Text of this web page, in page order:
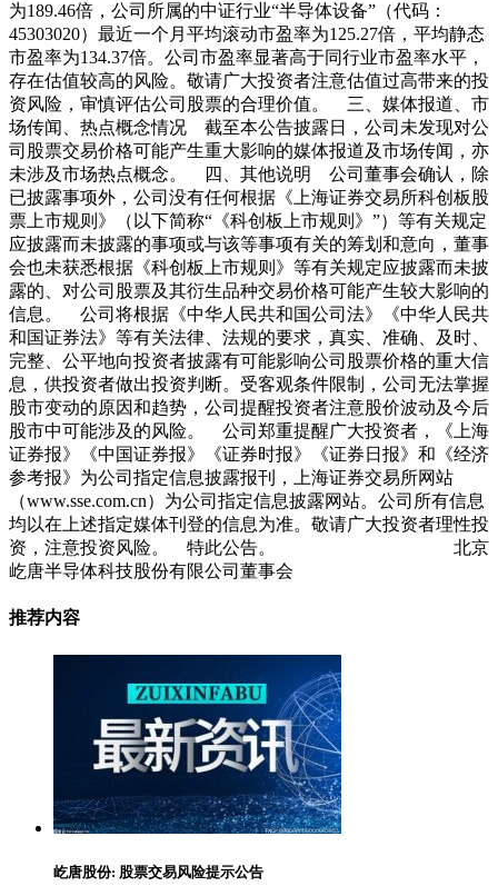
为189.46倍，公司所属的中证行业“半导体设备”（代码：
45303020）最近一个月平均滚动市盈率为125.27倍，平均静态
市盈率为134.37倍。公司市盈率显著高于同行业市盈率水平，
存在估值较高的风险。敬请广大投资者注意估值过高带来的投
资风险，审慎评估公司股票的合理价值。 三、媒体报道、市
场传闻、热点概念情况 截至本公告披露日，公司未发现对公
司股票交易价格可能产生重大影响的媒体报道及市场传闻，亦
未涉及市场热点概念。 四、其他说明 公司董事会确认，除
已披露事项外，公司没有任何根据《上海证券交易所科创板股
票上市规则》（以下简称“《科创板上市规则》”）等有关规定
应披露而未披露的事项或与该等事项有关的筹划和意向，董事
会也未获悉根据《科创板上市规则》等有关规定应披露而未披
露的、对公司股票及其衍生品种交易价格可能产生较大影响的
信息。 公司将根据《中华人民共和国公司法》《中华人民共
和国证券法》等有关法律、法规的要求，真实、准确、及时、
完整、公平地向投资者披露有可能影响公司股票价格的重大信
息，供投资者做出投资判断。受客观条件限制，公司无法掌握
股市变动的原因和趋势，公司提醒投资者注意股价波动及今后
股市中可能涉及的风险。 公司郑重提醒广大投资者，《上海
证券报》《中国证券报》《证券时报》《证券日报》和《经济
参考报》为公司指定信息披露报刊，上海证券交易所网站
（www.sse.com.cn）为公司指定信息披露网站。公司所有信息
均以在上述指定媒体刊登的信息为准。敬请广大投资者理性投
资，注意投资风险。 特此公告。 北京
屹唐半导体科技股份有限公司董事会
推荐内容
屹唐股份: 股票交易风险提示公告